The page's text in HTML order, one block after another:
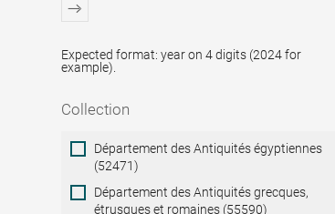
Expected format: year on 4 digits (2024 for
example).
Collection
Collection
Département des Antiquités égyptiennes
(52471)
Département des Antiquités grecques,
étrusques et romaines (55590)